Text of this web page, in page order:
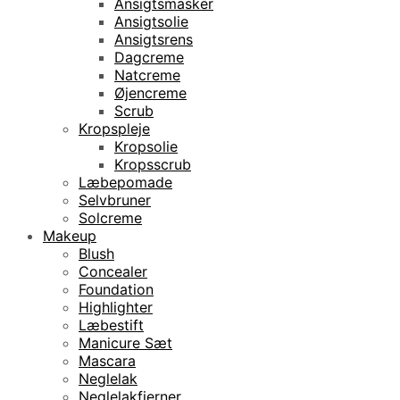
Ansigtsolie
Ansigtsrens
Dagcreme
Natcreme
Øjencreme
Scrub
Kropspleje
Kropsolie
Kropsscrub
Læbepomade
Selvbruner
Solcreme
Makeup
Blush
Concealer
Foundation
Highlighter
Læbestift
Manicure Sæt
Mascara
Neglelak
Neglelakfjerner